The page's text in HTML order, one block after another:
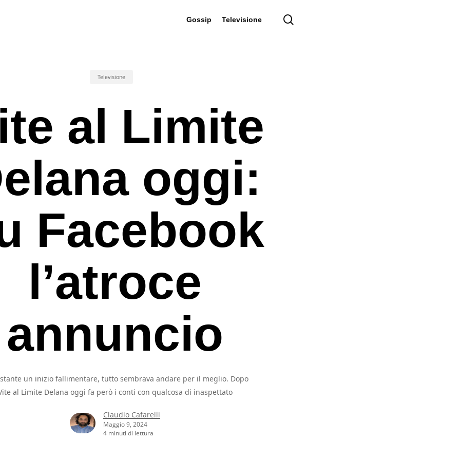
Gossip Televisione
Televisione
al Limite
oggi:
Facebook
l’atroce
annuncio
un inizio fallimentare, tutto sembrava andare per il meglio. Dopo
al Limite Delana oggi fa però i conti con qualcosa di inaspettato
Claudio Cafarelli
Maggio 9, 2024
4 minuti di lettura